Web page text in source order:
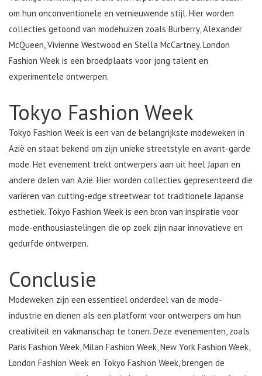
om hun onconventionele en vernieuwende stijl. Hier worden
collecties getoond van modehuizen zoals Burberry, Alexander
McQueen, Vivienne Westwood en Stella McCartney. London
Fashion Week is een broedplaats voor jong talent en
experimentele ontwerpen.
Tokyo Fashion Week
Tokyo Fashion Week is een van de belangrijkste modeweken in
Azië en staat bekend om zijn unieke streetstyle en avant-garde
mode. Het evenement trekt ontwerpers aan uit heel Japan en
andere delen van Azië. Hier worden collecties gepresenteerd die
variëren van cutting-edge streetwear tot traditionele Japanse
esthetiek. Tokyo Fashion Week is een bron van inspiratie voor
mode-enthousiastelingen die op zoek zijn naar innovatieve en
gedurfde ontwerpen.
Conclusie
Modeweken zijn een essentieel onderdeel van de mode-
industrie en dienen als een platform voor ontwerpers om hun
creativiteit en vakmanschap te tonen. Deze evenementen, zoals
Paris Fashion Week, Milan Fashion Week, New York Fashion Week,
London Fashion Week en Tokyo Fashion Week, brengen de